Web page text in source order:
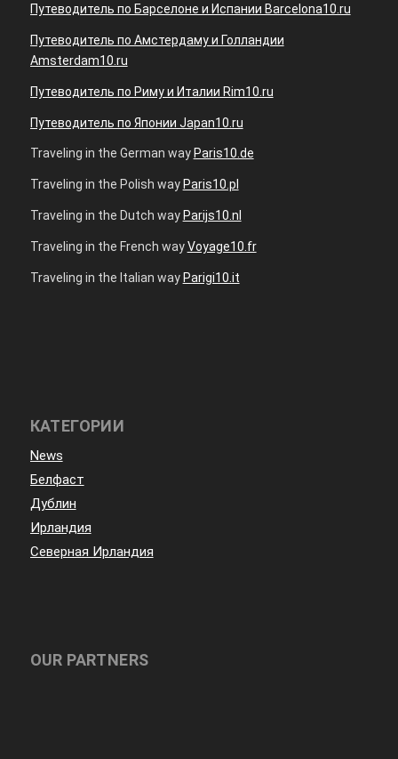
Путеводитель по Барселоне и Испании Barcelona10.ru
Путеводитель по Амстердаму и Голландии
Amsterdam10.ru
Путеводитель по Риму и Италии Rim10.ru
Путеводитель по Японии Japan10.ru
Traveling in the German way Paris10.de
Traveling in the Polish way Paris10.pl
Traveling in the Dutch way Parijs10.nl
Traveling in the French wayVoyage10.fr
Traveling in the Italian way Parigi10.it
КАТЕГОРИИ
News
Белфаст
Дублин
Ирландия
Северная Ирландия
OUR PARTNERS